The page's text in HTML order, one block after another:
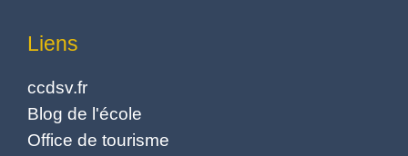
Liens
ccdsv.fr
Blog de l'école
Office de tourisme